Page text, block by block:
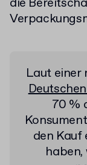
die
Laut einer
70 %
den Kauf